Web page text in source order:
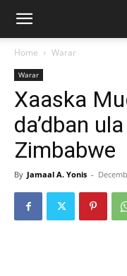
Home Warar
Warar
Xaaska
da’dban
Zimbabwe
By Jamaal A. Yonis -